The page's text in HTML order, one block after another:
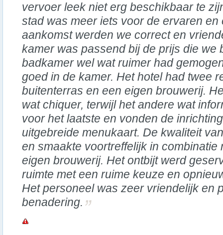
vervoer leek niet erg beschikbaar te
stad was meer iets voor de ervaren
aankomst werden we correct en
kamer was passend bij de prijs die we
badkamer wel wat ruimer had
goed in de kamer. Het hotel had twee
buitenterras en een eigen brouwerij.
wat chiquer, terwijl het andere wat
voor het laatste en vonden de
uitgebreide menukaart. De kwaliteit
en smaakte voortreffelijk in combinatie
eigen brouwerij. Het ontbijt werd
ruimte met een ruime keuze en
Het personeel was zeer vriendelijk en
benadering.